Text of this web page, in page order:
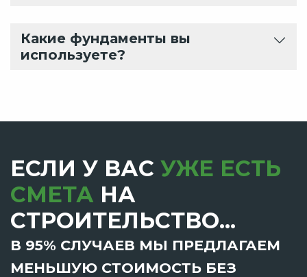
Какие фундаменты вы
используете?
ЕСЛИ У ВАС УЖЕ ЕСТЬ
СМЕТА НА
СТРОИТЕЛЬСТВО...
В 95% СЛУЧАЕВ МЫ ПРЕДЛАГАЕМ
МЕНЬШУЮ СТОИМОСТЬ БЕЗ